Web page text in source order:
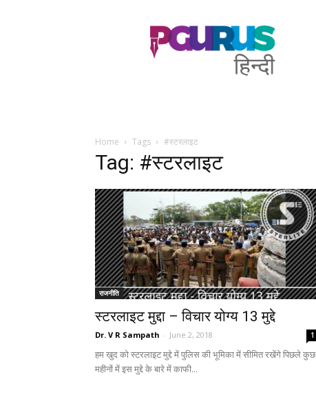
PGurus
Hindi
Home Tags #स्टरलाइट
Tag: #स्टरलाइट
राजनीति
स्टरलाइट मुद्दा – विचार योग्य 13 मुद्दे
Dr. V R Sampath - June 2, 2018 1
हम खुद को स्टरलाइट मुद्दे में पुलिस की भूमिका में सीमित रखेंगे पिछले कुछ
महीनों में इस मुद्दे के बारे में काफी...